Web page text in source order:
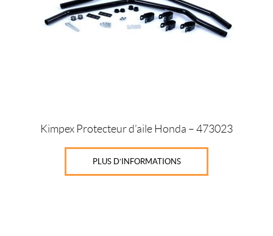
Kimpex Protecteur d’aile Honda – 473023
PLUS D’INFORMATIONS